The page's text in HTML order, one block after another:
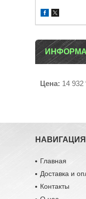
Цена: 14 932
НАВИГАЦИЯ
Главная
Доставка и
Контакты